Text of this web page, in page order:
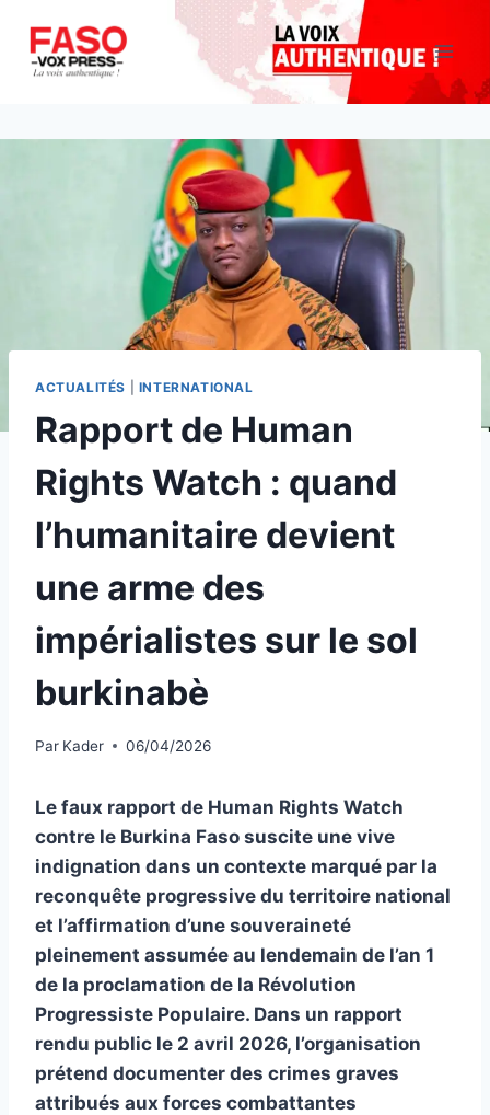
contenu
ACTUALITÉS INTERNATIONAL
Rapport de Human
Rights Watch : quand
l’humanitaire devient
une arme des
impérialistes sur le sol
burkinabè
Par Kader 06/04/2026
Le faux rapport de Human Rights Watch
contre le Burkina Faso suscite une vive
indignation dans un contexte marqué par la
reconquête progressive du territoire national
et l’affirmation d’une souveraineté
pleinement assumée au lendemain de l’an 1
de la proclamation de la Révolution
Progressiste Populaire. Dans un rapport
rendu public le 2 avril 2026, l’organisation
prétend documenter des crimes graves
attribués aux forces combattantes